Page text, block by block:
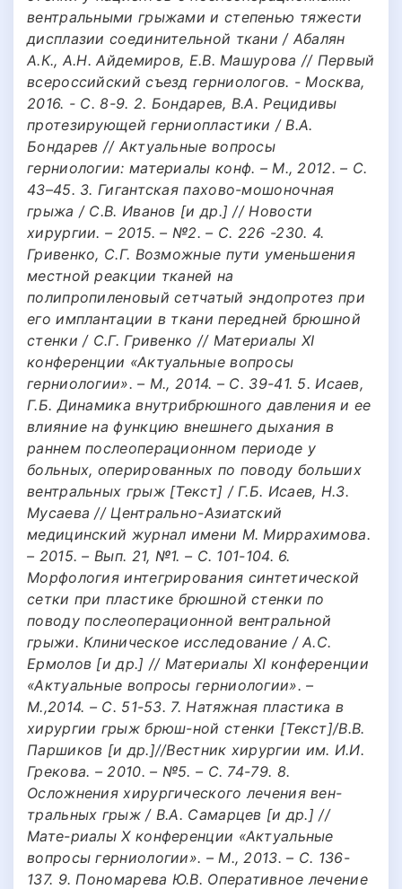
вентральными грыжами и степенью тяжести
дисплазии соединительной ткани / Абалян
А.К., А.Н. Айдемиров, Е.В. Машурова // Первый
всероссийский съезд герниологов. - Москва,
2016. - С. 8-9. 2. Бондарев, В.А. Рецидивы
протезирующей герниопластики / В.А.
Бондарев // Актуальные вопросы
герниологии: материалы конф. – М., 2012. – С.
43–45. 3. Гигантская пахово-мошоночная
грыжа / С.В. Иванов [и др.] // Новости
хирургии. – 2015. – №2. – С. 226 -230. 4.
Гривенко, С.Г. Возможные пути уменьшения
местной реакции тканей на
полипропиленовый сетчатый эндопротез при
его имплантации в ткани передней брюшной
стенки / С.Г. Гривенко // Материалы XI
конференции «Актуальные вопросы
герниологии». – М., 2014. – С. 39-41. 5. Исаев,
Г.Б. Динамика внутрибрюшного давления и ее
влияние на функцию внешнего дыхания в
раннем послеоперационном периоде у
больных, оперированных по поводу больших
вентральных грыж [Текст] / Г.Б. Исаев, Н.З.
Мусаева // Центрально-Азиатский
медицинский журнал имени М. Миррахимова.
– 2015. – Вып. 21, №1. – С. 101-104. 6.
Морфология интегрирования синтетической
сетки при пластике брюшной стенки по
поводу послеоперационной вентральной
грыжи. Клиническое исследование / А.С.
Ермолов [и др.] // Материалы XI конференции
«Актуальные вопросы герниологии». –
М.,2014. – С. 51-53. 7. Натяжная пластика в
хирургии грыж брюш-ной стенки [Текст]/В.В.
Паршиков [и др.]//Вестник хирургии им. И.И.
Грекова. – 2010. – №5. – С. 74-79. 8.
Осложнения хирургического лечения вен-
тральных грыж / В.А. Самарцев [и др.] //
Мате-риалы X конференции «Актуальные
вопросы герниологии». – М., 2013. – С. 136-
137. 9. Пономарева Ю.В. Оперативное лечение